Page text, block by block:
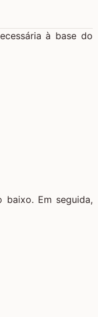
à base do
Em seguida,